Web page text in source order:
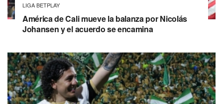
LIGA BETPLAY
América de Cali mueve la balanza por Nicolás
Johansen y el acuerdo se encamina